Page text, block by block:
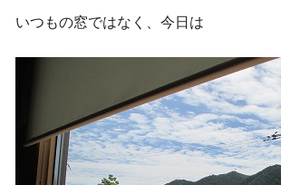
いつもの窓ではなく、今日は